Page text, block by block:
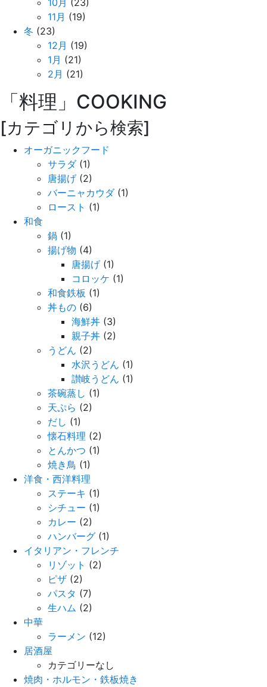
10月 (23)
11月 (19)
冬 (23)
12月 (19)
1月 (21)
2月 (21)
「料理」 COOKING
[カテゴリから検索]
オーガニックフード
サラダ(1)
唐揚げ (2)
バーニャカウダ(1)
ロースト (1)
和食
鍋 (1)
揚げ物 (4)
唐揚げ (1)
コロッケ (1)
和食鉄板 (1)
丼もの (6)
海鮮丼 (3)
親子丼 (2)
うどん (2)
水沢うどん (1)
讃岐うどん (1)
茶碗蒸し (1)
天ぷら (2)
だし (1)
懐石料理 (2)
とんかつ (1)
焼き鳥 (1)
洋食・西洋料理
ステーキ (1)
シチュー (1)
カレー (2)
ハンバーグ (1)
イタリアン・フレンチ
リゾット (2)
ピザ (2)
パスタ (7)
生ハム (2)
中華
ラーメン (12)
居酒屋
カテゴリーなし
焼肉・ホルモン・鉄板焼き